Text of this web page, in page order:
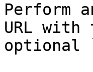
Perform
URL
optional